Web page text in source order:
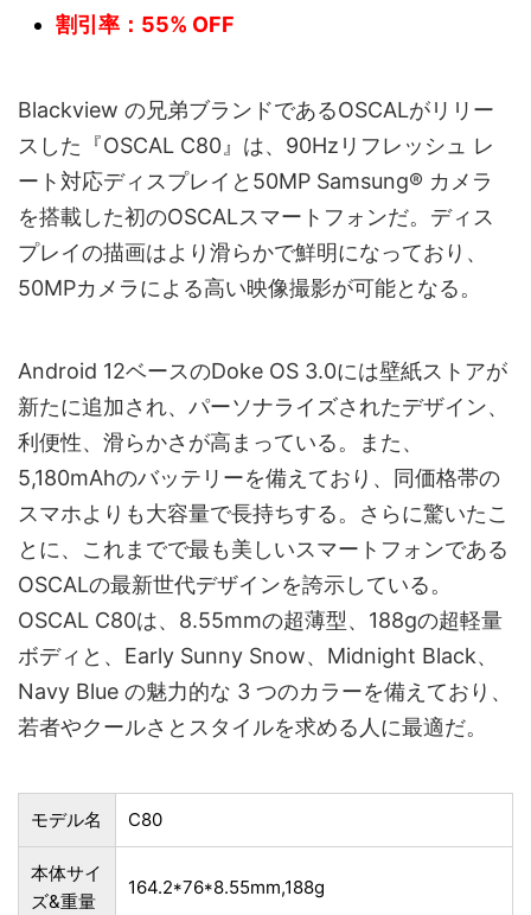
割引率：55% OFF
Blackview の兄弟ブランドであるOSCALがリリー
スした『OSCAL C80』は、90Hzリフレッシュ レ
ート対応ディスプレイと50MP Samsung® カメラ
を搭載した初のOSCALスマートフォンだ。ディス
プレイの描画はより滑らかで鮮明になっており、
50MPカメラによる高い映像撮影が可能となる。
Android 12ベースのDoke OS 3.0には壁紙ストアが
新たに追加され、パーソナライズされたデザイン、
利便性、滑らかさが高まっている。また、
5,180mAhのバッテリーを備えており、同価格帯の
スマホよりも大容量で長持ちする。さらに驚いたこ
とに、これまでで最も美しいスマートフォンである
OSCALの最新世代デザインを誇示している。
OSCAL C80は、8.55mmの超薄型、188gの超軽量
ボディと、Early Sunny Snow、Midnight Black、
Navy Blue の魅力的な 3 つのカラーを備えており、
若者やクールさとスタイルを求める人に最適だ。
モデル名 C80
本体サイ
ズ&重量
164.2*76*8.55mm,188g